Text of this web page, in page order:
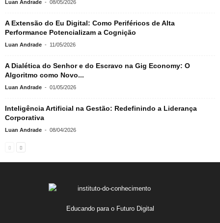
Luan Andrade - 08/05/2026
A Extensão do Eu Digital: Como Periféricos de Alta
Performance Potencializam a Cognição
Luan Andrade - 11/05/2026
A Dialética do Senhor e do Escravo na Gig Economy: O
Algoritmo como Novo...
Luan Andrade - 01/05/2026
Inteligência Artificial na Gestão: Redefinindo a Liderança
Corporativa
Luan Andrade - 08/04/2026
Educando para o Futuro Digital